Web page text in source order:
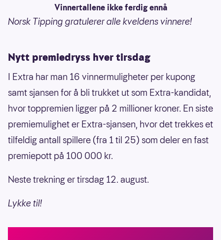
Vinnertallene ikke ferdig ennå
Norsk Tipping gratulerer alle kveldens vinnere!
Nytt premiedryss hver tirsdag
I Extra har man 16 vinnermuligheter per kupong
samt sjansen for å bli trukket ut som Extra-kandidat,
hvor toppremien ligger på 2 millioner kroner. En siste
premiemulighet er Extra-sjansen, hvor det trekkes et
tilfeldig antall spillere (fra 1 til 25) som deler en fast
premiepott på 100 000 kr.
Neste trekning er tirsdag 12. august.
Lykke til!